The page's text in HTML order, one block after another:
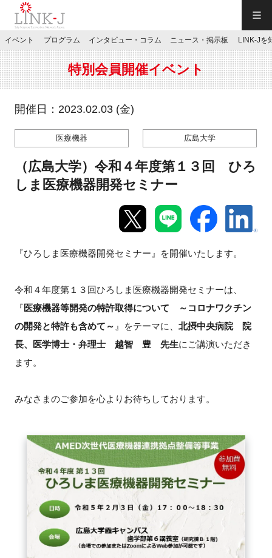
JP／EN
特別会員専用メニュー
施設ご予約
マイページ
新規登録
イベント
プログラム
LINK-Jを知る
特別会員
施設・アクセス
イベント プログラム インタビュー・コラム ニュース・掲示板 LINK-Jを
特別会員開催イベント
開催日：2023.02.03 (金)
医療機器 広島大学
（広島大学）令和４年度第１３回 ひろ
しま医療機器開発セミナー
『ひろしま医療機器開発セミナー』を開催いたします。
令和４年度第１３回ひろしま医療機器開発セミナーは、
『医療機器等開発の特許取得について ～コロナワクチン
の開発と特許も含めて～ 』をテーマに、 北摂中央病院 院
長、医学博士・弁理士 越智 豊 先生にご講演いただき
ます。
みなさまのご参加を心よりお待ちしております。